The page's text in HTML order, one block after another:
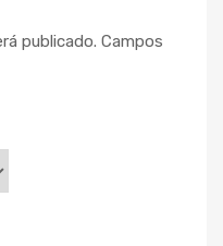
publicado. Campos